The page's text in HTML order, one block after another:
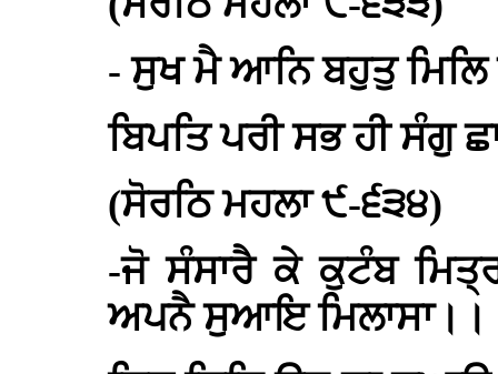
- ਸੁਖ ਮੈ ਆਨਿ ਬਹੁਤੁ
ਬਿਪਤਿ ਪਰੀ ਸਭ ਹੀ ਸੰਗੁ
(ਸੋਰਠਿ ਮਹਲਾ ੯-੬੩੪)
-ਜੋ ਸੰਸਾਰੈ ਕੇ ਕੁਟੰਬ
ਅਪਨੈ ਸੁਆਇ ਮਿਲਾਸਾ।।